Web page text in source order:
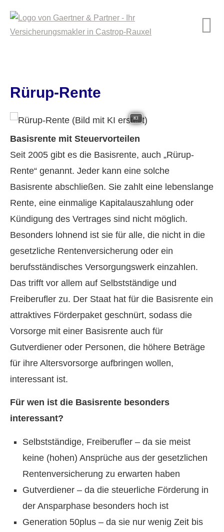
Rürup-Rente
KI
Basisrente mit Steuervorteilen
Seit 2005 gibt es die Basisrente, auch „Rürup-
Rente“ genannt. Jeder kann eine solche
Basisrente abschließen. Sie zahlt eine lebenslange
Rente, eine einmalige Kapitalauszahlung oder
Kündigung des Vertrages sind nicht möglich.
Besonders lohnend ist sie für alle, die nicht in die
gesetzliche Rentenversicherung oder ein
berufsständisches Versorgungswerk einzahlen.
Das trifft vor allem auf Selbstständige und
Freiberufler zu. Der Staat hat für die Basisrente ein
attraktives Förderpaket geschnürt, sodass die
Vorsorge mit einer Basisrente auch für
Gutverdiener oder Per­sonen, die höhere Beträge
für ihre Alters­vorsorge aufbringen wollen,
interessant ist.
Für wen ist die Basisrente besonders
interessant?
Selbstständige, Freiberufler – da sie meist
keine (hohen) Ansprüche aus der gesetzlichen
Rentenversicherung zu erwarten haben
Gutverdiener – da die steuerliche Förderung in
der Ansparphase besonders hoch ist
Generation 50plus – da sie nur wenig Zeit bis